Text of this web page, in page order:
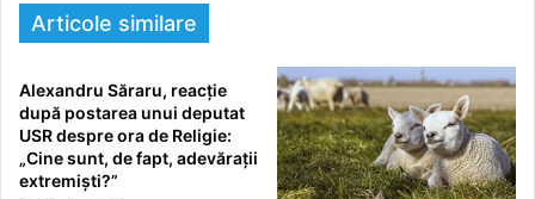
Articole similare
Alexandru Săraru, reacție
după postarea unui deputat
USR despre ora de Religie:
„Cine sunt, de fapt, adevărații
extremiști?”